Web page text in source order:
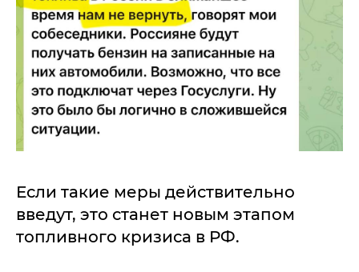
Если такие меры действительно
введут, это станет новым этапом
топливного кризиса в РФ.